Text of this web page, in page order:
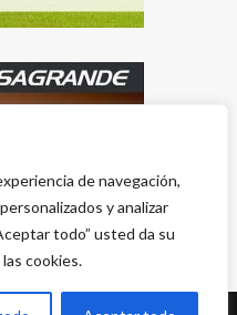
de navegación,
y analizar
todo” usted da su
cookies.